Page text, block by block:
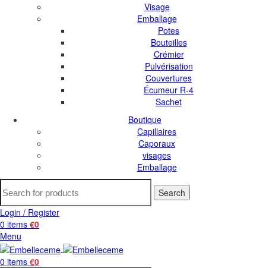
Visage
Emballage
Potes
Bouteilles
Crémier
Pulvérisation
Couvertures
Écumeur R-4
Sachet
Boutique
Capillaires
Caporaux
visages
Emballage
Search
Login / Register
0 items €0
Menu
0 items €0